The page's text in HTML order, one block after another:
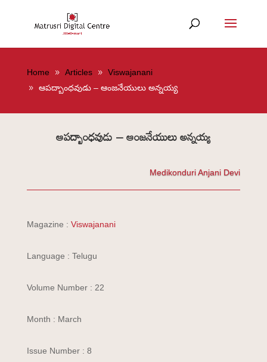
Home Articles
Viswajanani
ఆపద్బాంధవుడు – ఆంజనేయులు అన్నయ్య
ఆపద్బాంధవుడు – ఆంజనేయులు అన్నయ్య
Medikonduri Anjani Devi
Magazine : Viswajanani
Language : Telugu
Volume Number : 22
Month : March
Issue Number : 8